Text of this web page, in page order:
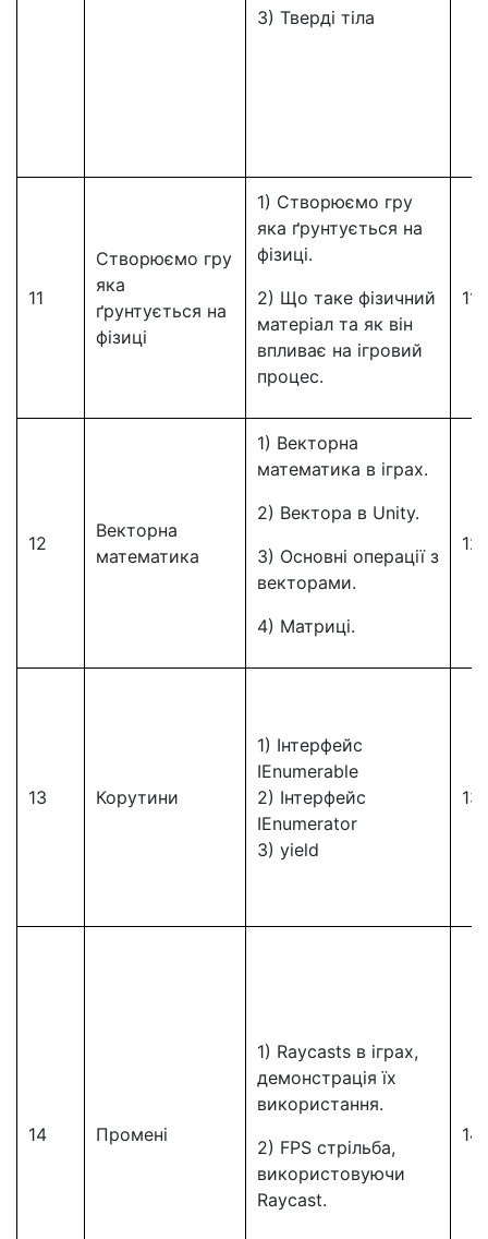
3) Тверді тіла
11
Створюємо гру
яка
ґрунтується на
фізиці
1) Створюємо гру
яка ґрунтується на
фізиці.
2) Що таке фізичний
матеріал та як він
впливає на ігровий
процес.
11
12
Векторна
математика
1) Векторна
математика в іграх.
2) Вектора в Unity.
3) Основні операції з
векторами.
4) Матриці.
12
13 Корутини
1) Інтерфейс
IEnumerable
2) Інтерфейс
IEnumerator
3) yield
13
14 Промені
1) Raycasts в іграх,
демонстрація їх
використання.
2) FPS стрільба,
використовуючи
Raycast.
14